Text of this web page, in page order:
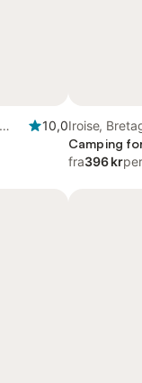
10,0Iroise,
Camping
fra396 kr